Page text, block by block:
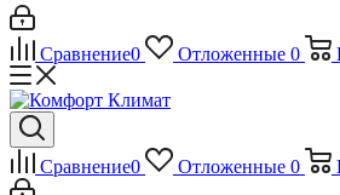
Сравнение0 Отложенные 0
Сравнение0 Отложенные 0